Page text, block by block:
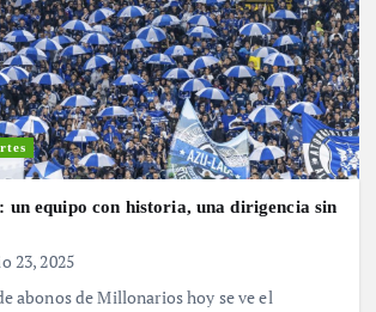
equipo con historia, una dirigencia sin
23, 2025
abonos de Millonarios hoy se ve el